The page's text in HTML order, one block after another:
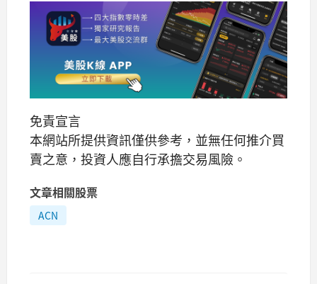
免責宣言
本網站所提供資訊僅供參考，並無任何推介買
賣之意，投資人應自行承擔交易風險。
文章相關股票
ACN